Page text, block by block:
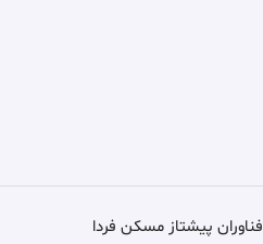
فناوران پیشتاز مسکن فردا